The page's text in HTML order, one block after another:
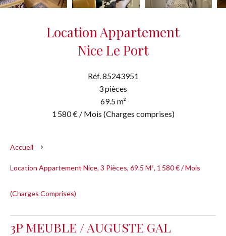
Location Appartement
Nice Le Port
Réf. 85243951
3 pièces
69.5 m²
1 580 € / Mois (Charges comprises)
Accueil
Location Appartement Nice, 3 Pièces, 69.5 M², 1 580 € / Mois
(Charges Comprises)
3P MEUBLE / AUGUSTE GAL